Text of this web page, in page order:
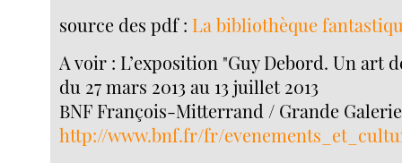
source des pdf : La bibliothèque
A voir : L’exposition "Guy Debord. Un art
du 27 mars 2013 au 13 juillet 2013
BNF François-Mitterrand / Grande Galerie
http://www.bnf.fr/fr/